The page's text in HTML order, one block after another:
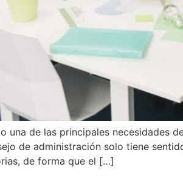
una de las principales necesidades
de administración solo tiene
de forma que el […]